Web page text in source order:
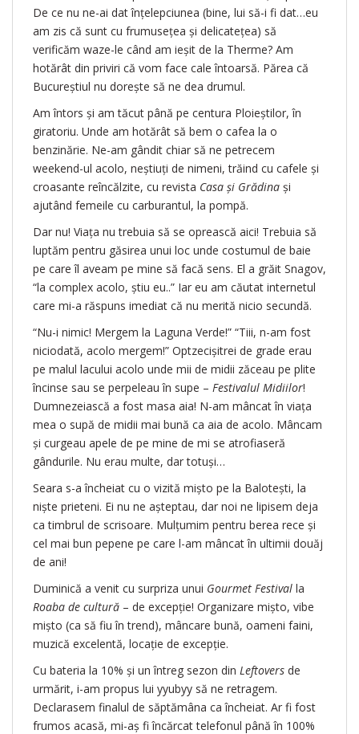
De ce nu ne-ai dat înțelepciunea (bine, lui să-i fi dat…eu
am zis că sunt cu frumusețea și delicatețea) să
verificăm waze-le când am ieșit de la Therme? Am
hotărât din priviri că vom face cale întoarsă. Părea că
Bucureștiul nu dorește să ne dea drumul.
Am întors și am tăcut până pe centura Ploieștilor, în
giratoriu. Unde am hotărât să bem o cafea la o
benzinărie. Ne-am gândit chiar să ne petrecem
weekend-ul acolo, neștiuți de nimeni, trăind cu cafele și
croasante reîncălzite, cu revista Casa și Grădina și
ajutând femeile cu carburantul, la pompă.
Dar nu! Viața nu trebuia să se oprească aici! Trebuia să
luptăm pentru găsirea unui loc unde costumul de baie
pe care îl aveam pe mine să facă sens. El a grăit Snagov,
“la complex acolo, știu eu..” Iar eu am căutat internetul
care mi-a răspuns imediat că nu merită nicio secundă.
“Nu-i nimic! Mergem la Laguna Verde!” “Tiii, n-am fost
niciodată, acolo mergem!” Optzecișitrei de grade erau
pe malul lacului acolo unde mii de midii zăceau pe plite
încinse sau se perpeleau în supe – Festivalul Midiilor!
Dumnezeiască a fost masa aia! N-am mâncat în viața
mea o supă de midii mai bună ca aia de acolo. Mâncam
și curgeau apele de pe mine de mi se atrofiaseră
gândurile. Nu erau multe, dar totuși…
Seara s-a încheiat cu o vizită mișto pe la Balotești, la
niște prieteni. Ei nu ne așteptau, dar noi ne lipisem deja
ca timbrul de scrisoare. Mulțumim pentru berea rece și
cel mai bun pepene pe care l-am mâncat în ultimii douăj
de ani!
Duminică a venit cu surpriza unui Gourmet Festival la
Roaba de cultură – de excepție! Organizare mișto, vibe
mișto (ca să fiu în trend), mâncare bună, oameni faini,
muzică excelentă, locație de excepție.
Cu bateria la 10% și un întreg sezon din Leftovers de
urmărit, i-am propus lui yyubyy să ne retragem.
Declarasem finalul de săptămâna ca încheiat. Ar fi fost
frumos acasă, mi-aș fi încărcat telefonul până în 100%